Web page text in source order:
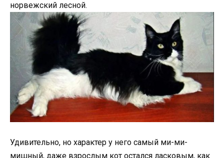
норвежский лесной.
Удивительно, но характер у него самый ми-ми-
мишный, даже взрослым кот остался ласковым, как